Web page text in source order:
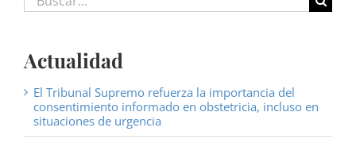
Actualidad
El Tribunal Supremo refuerza la importancia del
consentimiento informado en obstetricia, incluso en
situaciones de urgencia